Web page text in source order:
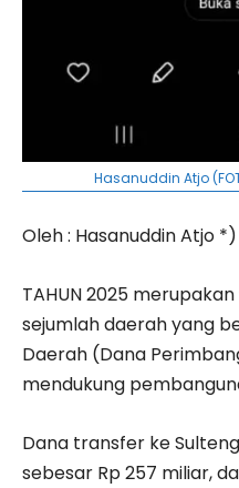
Hasanuddin Atjo
Oleh : Hasanuddin Atjo *)
TAHUN 2025
sejumlah daerah yang
Daerah (Dana
mendukung
Dana transfer ke
sebesar Rp 257 miliar,